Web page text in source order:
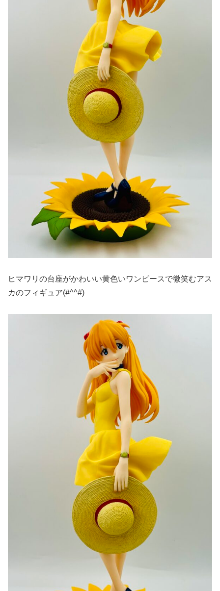
ヒマワリの台座がかわいい黄色いワンピースで微笑むアス
カのフィギュア(#^^#)